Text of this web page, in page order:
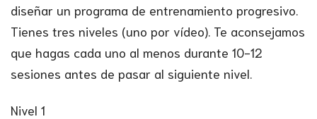
diseñar un programa de entrenamiento progresivo.
Tienes tres niveles (uno por vídeo). Te aconsejamos
que hagas cada uno al menos durante 10-12
sesiones antes de pasar al siguiente nivel.
Nivel 1